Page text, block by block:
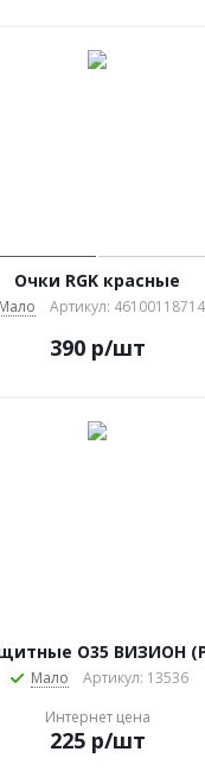
Очки RGK красные
Мало Артикул:
390р/шт
О35 ВИЗИОН
Мало
Артикул: 13536
Интернет цена
225р/шт